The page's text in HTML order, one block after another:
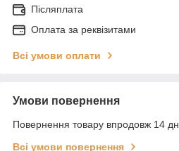
Післяплата
Оплата за реквізитами
Всі умови оплати
Умови повернення
Повернення товару впродовж 14
Всі умови повернення